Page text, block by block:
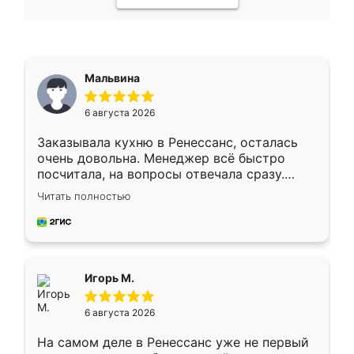
Мальвина
6 августа 2026
Заказывала кухню в Ренессанс, осталась
очень довольна. Менеджер всё быстро
посчитала, на вопросы отвечала сразу.
Замерщик приехал в субботу, подошёл к
делу со всей ответственностью. Собрали
за день, ребята работали аккуратно, даже
Читать полностью
Игорь М.
6 августа 2026
На самом деле в Ренессанс уже не первый